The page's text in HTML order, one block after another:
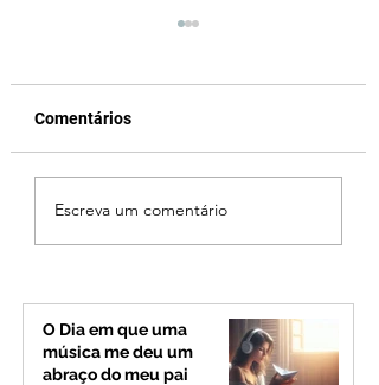
Jovem de 24 anos é
morto após briga
durante luau no
Paranaíba
Comentários
Escreva um comentário
O Dia em que uma
música me deu um
abraço do meu pai